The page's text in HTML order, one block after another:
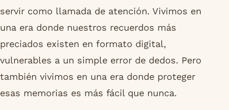
servir como llamada de atención. Vivimos en
una era donde nuestros recuerdos más
preciados existen en formato digital,
vulnerables a un simple error de dedos. Pero
también vivimos en una era donde proteger
esas memorias es más fácil que nunca.